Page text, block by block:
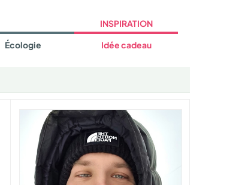
Écologie
INSPIRATION
Idée cadeau